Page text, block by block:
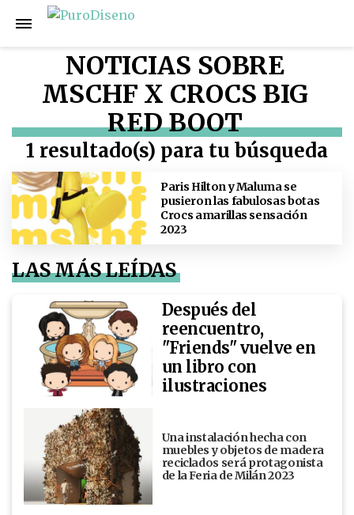
NOTICIAS SOBRE
MSCHF X CROCS BIG
RED BOOT
1 resultado(s) para tu búsqueda
Paris Hilton y Maluma se
pusieron las fabulosas botas
Crocs amarillas sensación
2023
LAS MÁS LEÍDAS
Después del
reencuentro,
"Friends" vuelve en
un libro con
ilustraciones
Una instalación hecha con
muebles y objetos de madera
reciclados será protagonista
de la Feria de Milán 2023